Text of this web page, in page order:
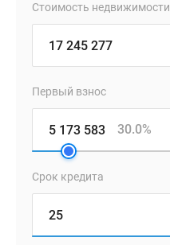
Стоимость недвижимости
Первый взнос
30.0%
Срок кредита